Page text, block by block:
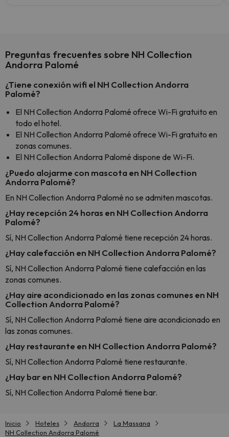
Preguntas frecuentes sobre NH Collection
Andorra Palomé
¿Tiene conexión wifi el NH Collection Andorra
Palomé?
El NH Collection Andorra Palomé ofrece Wi-Fi gratuito en
todo el hotel.
El NH Collection Andorra Palomé ofrece Wi-Fi gratuito en
zonas comunes.
El NH Collection Andorra Palomé dispone de Wi-Fi.
¿Puedo alojarme con mascota en NH Collection
Andorra Palomé?
En NH Collection Andorra Palomé no se admiten mascotas.
¿Hay recepción 24 horas en NH Collection Andorra
Palomé?
Sí, NH Collection Andorra Palomé tiene recepción 24 horas.
¿Hay calefacción en NH Collection Andorra Palomé?
Sí, NH Collection Andorra Palomé tiene calefacción en las
zonas comunes.
¿Hay aire acondicionado en las zonas comunes en NH
Collection Andorra Palomé?
Sí, NH Collection Andorra Palomé tiene aire acondicionado en
las zonas comunes.
¿Hay restaurante en NH Collection Andorra Palomé?
Sí, NH Collection Andorra Palomé tiene restaurante.
¿Hay bar en NH Collection Andorra Palomé?
Sí, NH Collection Andorra Palomé tiene bar.
Inicio Hoteles Andorra
La Massana
NH Collection Andorra Palomé